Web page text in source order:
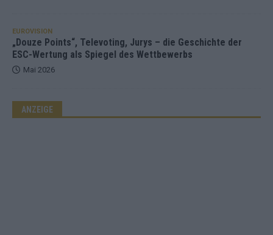
EUROVISION
„Douze Points“, Televoting, Jurys – die Geschichte der
ESC-Wertung als Spiegel des Wettbewerbs
Mai 2026
ANZEIGE